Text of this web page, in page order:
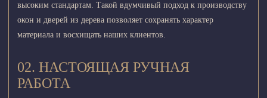
высоким стандартам. Такой вдумчивый подход к производству
окон и дверей из дерева позволяет сохранять характер
материала и восхищать наших клиентов.
02. НАСТОЯЩАЯ РУЧНАЯ
РАБОТА